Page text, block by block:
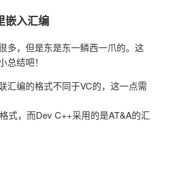
嵌入汇编
多，但是东是东一鳞西一爪的。这
总结吧！
汇编的格式不同于VC的，这一点需
式，而Dev C++采用的是AT&A的汇